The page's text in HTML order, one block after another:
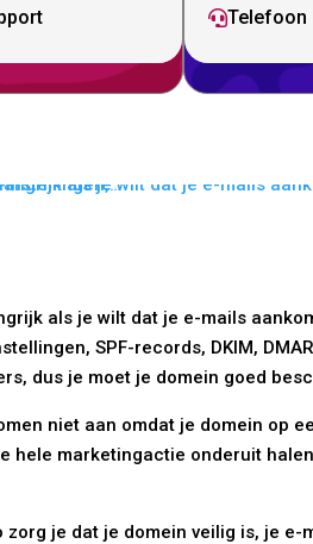
Telefoon
als je wilt dat je e-mails
SPF-records, DKIM,
dus je moet je domein goed
niet aan omdat je domein op
hele marketingactie onderuit
je dat je domein veilig is, je